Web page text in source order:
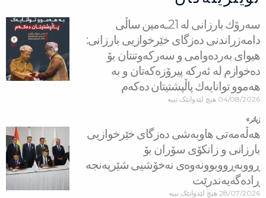
سه‌رۆك بارزانی له‌ 21ـه‌مین ساڵی
دامەزراندنی دەزگای خێرخوازیی بارزانی:
هیوای بەردەوامی و سەركەوتنتان بۆ
دەخوازم لە ئەركە پیرۆزەكەتان و بە
هەموو توانایەك پاڵپشتیتان دەكەم
04/08/2026 هیچ لێدوانێک نییە
زیاتر »
هه‌ڵه‌مه‌تی هاو‌به‌شی ده‌زگای خێرخوازیی
بارزانی و زانكۆی سۆران بۆ
ڕووبه‌ڕووبوونه‌وه‌ی نه‌خۆشیی شێرپه‌نجه‌
ڕاده‌گه‌یه‌ندرێت
28/07/2026 هیچ لێدوانێک نییە